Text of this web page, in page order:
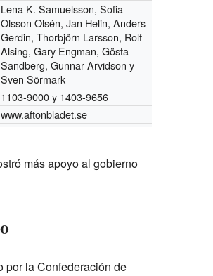
Lena K. Samuelsson, Sofia
Olsson Olsén, Jan Helin, Anders
Gerdin, Thorbjörn Larsson, Rolf
Alsing, Gary Engman, Gösta
Sandberg, Gunnar Arvidson y
Sven Sörmark
1103-9000 y 1403-9656
www.aftonbladet.se
más apoyo al gobierno
por la Confederación de